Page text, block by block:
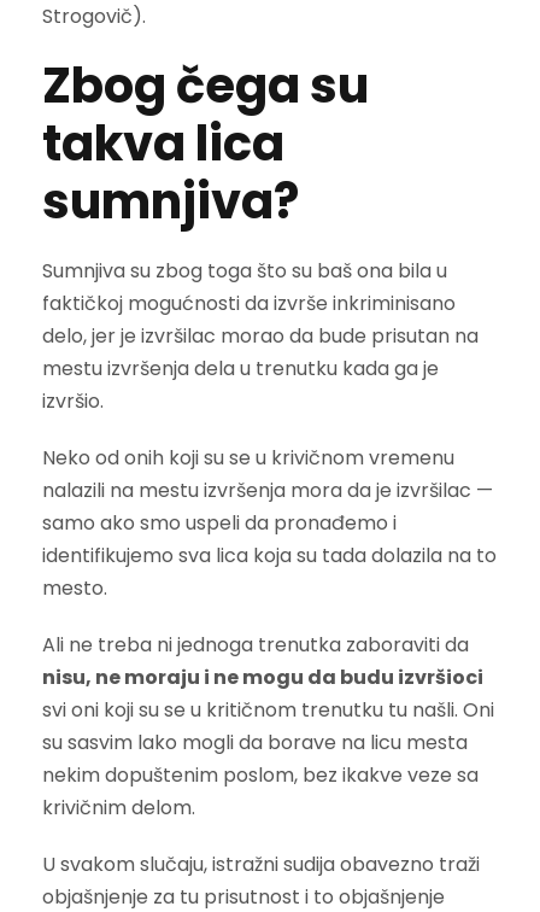
Strogovič).
Zbog čega su
takva lica
sumnjiva?
Sumnjiva su zbog toga što su baš ona bila u
faktičkoj mogućnosti da izvrše inkriminisano
delo, jer je izvršilac morao da bude prisutan na
mestu izvršenja dela u trenutku kada ga je
izvršio.
Neko od onih koji su se u krivičnom vremenu
nalazili na mestu izvršenja mora da je izvršilac —
samo ako smo uspeli da pronađemo i
identifikujemo sva lica koja su tada dolazila na to
mesto.
Ali ne treba ni jednoga trenutka zaboraviti da
nisu, ne moraju i ne mogu da budu izvršioci
svi oni koji su se u kritičnom trenutku tu našli. Oni
su sasvim lako mogli da borave na licu mesta
nekim dopuštenim poslom, bez ikakve veze sa
krivičnim delom.
U svakom slučaju, istražni sudija obavezno traži
objašnjenje za tu prisutnost i to objašnjenje